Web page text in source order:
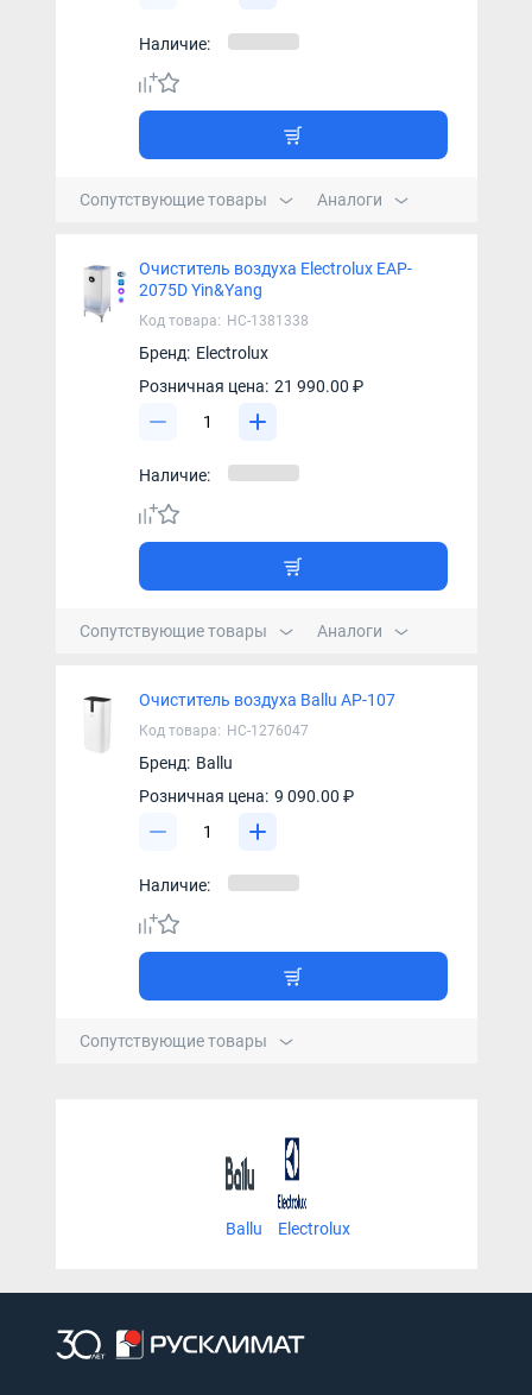
Наличие:
Сопутствующие товары Аналоги
Очиститель воздуха Electrolux EAP-
2075D Yin&Yang
Код товара: НС-1381338
Бренд: Electrolux
Розничная цена: 21 990.00 ₽
Наличие:
Сопутствующие товары Аналоги
Очиститель воздуха Ballu AP-107
Код товара: НС-1276047
Бренд: Ballu
Розничная цена: 9 090.00 ₽
Наличие:
Сопутствующие товары
Ballu Electrolux